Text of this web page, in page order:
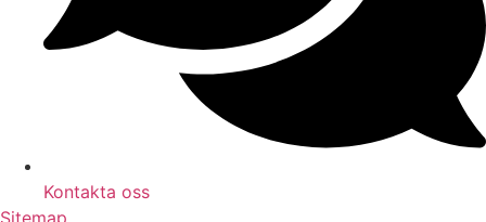
Kontakta oss